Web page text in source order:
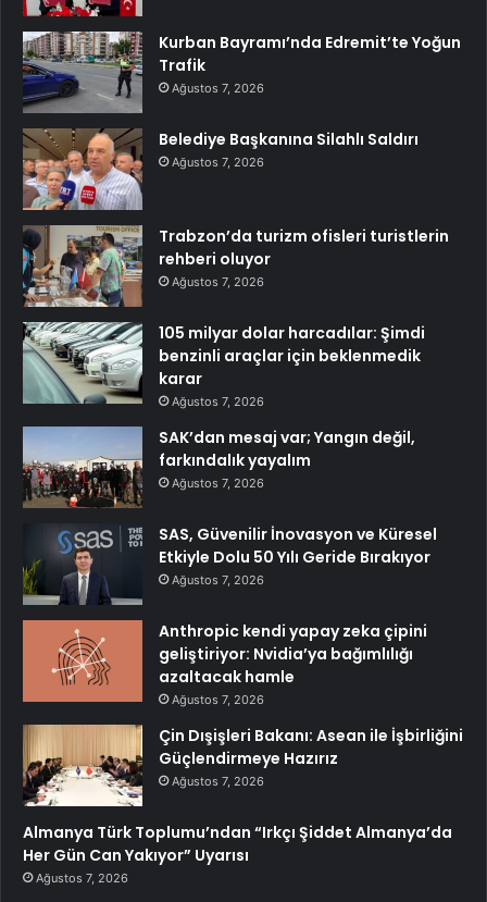
Kurban Bayramı’nda Edremit’te Yoğun
Trafik
Ağustos 7, 2026
Belediye Başkanına Silahlı Saldırı
Ağustos 7, 2026
Trabzon’da turizm ofisleri turistlerin
rehberi oluyor
Ağustos 7, 2026
105 milyar dolar harcadılar: Şimdi
benzinli araçlar için beklenmedik
karar
Ağustos 7, 2026
SAK’dan mesaj var; Yangın değil,
farkındalık yayalım
Ağustos 7, 2026
SAS, Güvenilir İnovasyon ve Küresel
Etkiyle Dolu 50 Yılı Geride Bırakıyor
Ağustos 7, 2026
Anthropic kendi yapay zeka çipini
geliştiriyor: Nvidia’ya bağımlılığı
azaltacak hamle
Ağustos 7, 2026
Çin Dışişleri Bakanı: Asean ile İşbirliğini
Güçlendirmeye Hazırız
Ağustos 7, 2026
Almanya Türk Toplumu’ndan “Irkçı Şiddet Almanya’da
Her Gün Can Yakıyor” Uyarısı
Ağustos 7, 2026